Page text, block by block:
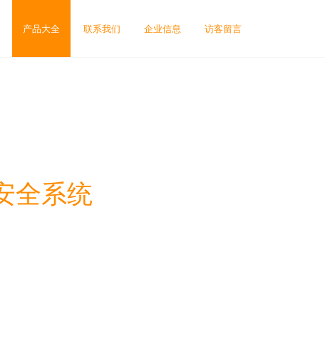
产品大全 联系我们 企业信息 访客留言
全系统